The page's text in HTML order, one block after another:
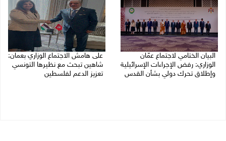
البيان الختامي لاجتماع عمّان
الوزاري: رفض الإجراءات الإسرائيلية
وإطلاق تحرك دولي بشأن القدس
على هامش الاجتماع الوزاري بعمان:
شاهين تبحث مع نظيرها التونسي
تعزيز الدعم لفلسطين